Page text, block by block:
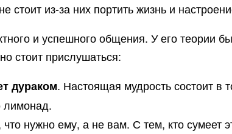
стоит из-за них портить жизнь и
и успешного общения. У его теории
стоит прислушаться:
дураком. Настоящая мудрость состоит в
лимонад.
нужно ему, а не вам. С тем, кто сумеет